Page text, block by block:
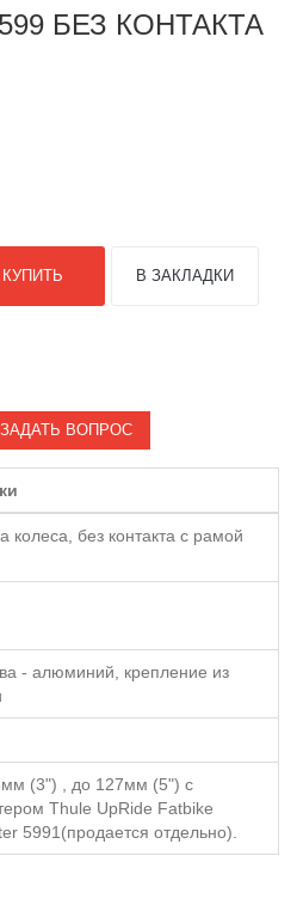
599 БЕЗ КОНТАКТА
КУПИТЬ В ЗАКЛАДКИ
ЗАДАТЬ ВОПРОС
колеса, без контакта с рамой
- алюминий, крепление из
(3") , до 127мм (5") с
Thule UpRide Fatbike
5991(продается отдельно).